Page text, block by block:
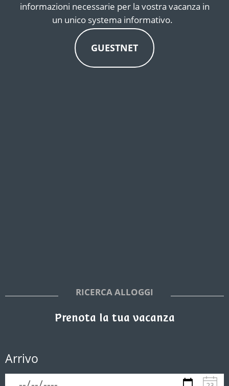
informazioni necessarie per la vostra vacanza in
un unico systema informativo.
GUESTNET
RICERCA ALLOGGI
Prenota la tua vacanza
Arrivo